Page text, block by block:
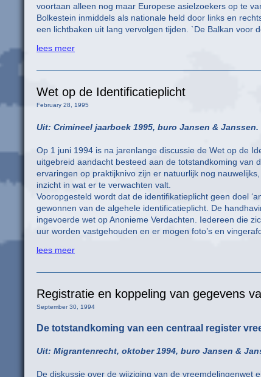
voortaan alleen nog maar Europese asielzoekers op te
Bolkestein inmiddels als nationale held door links en
een lichtbaken uit lang vervolgen tijden. `De Balkan voor
lees meer
Wet op de Identificatieplicht
February 28, 1995
Uit: Crimineel jaarboek 1995, buro Jansen & Janssen.
Op 1 juni 1994 is na jarenlange discussie de Wet op de
uitgebreid aandacht besteed aan de totstandkoming van
ervaringen op praktijknivo zijn er natuurlijk nog
inzicht in wat er te verwachten valt.
Vooropgesteld wordt dat de identifikatieplicht geen doel
gewonnen van de algehele identificatieplicht. De
ingevoerde wet op Anonieme Verdachten. Iedereen die
uur worden vastgehouden en er mogen foto’s en
lees meer
Registratie en koppeling van gegevens
September 30, 1994
De totstandkoming van een centraal register
Uit: Migrantenrecht, oktober 1994, buro Jansen &
De diskussie over de wijziging van de